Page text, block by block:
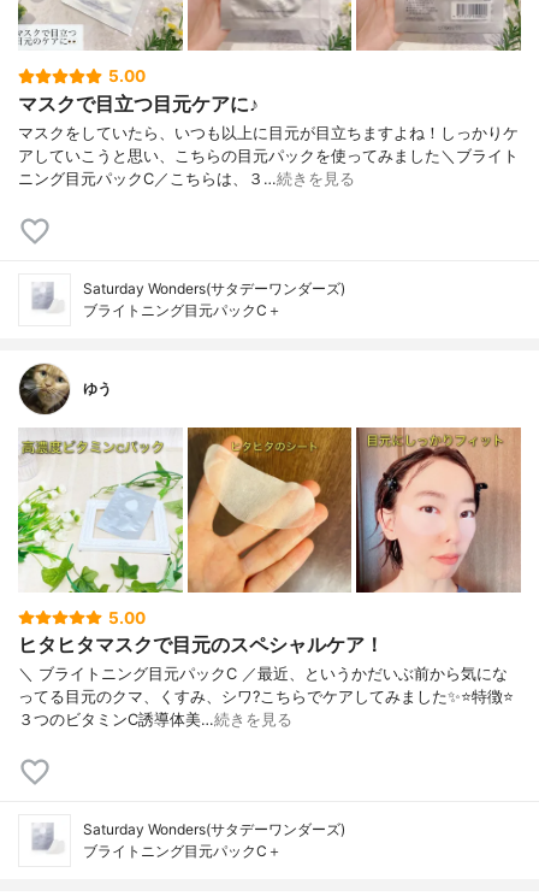
5.00
マスクで目立つ目元ケアに♪
マスクをしていたら、いつも以上に目元が目立ちますよね！しっかりケ
アしていこうと思い、こちらの目元パックを使ってみました＼ブライト
ニング目元パックC／こちらは、３…続きを見る
Saturday Wonders(サタデーワンダーズ)
ブライトニング目元パックC＋
ゆう
5.00
ヒタヒタマスクで目元のスペシャルケア！
＼ ブライトニング目元パックC ／最近、というかだいぶ前から気にな
ってる目元のクマ、くすみ、シワ?こちらでケアしてみました✨⭐️特徴⭐️
３つのビタミンC誘導体美…続きを見る
Saturday Wonders(サタデーワンダーズ)
ブライトニング目元パックC＋